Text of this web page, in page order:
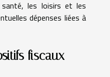
les loisirs et les
dépenses liées à
fiscaux